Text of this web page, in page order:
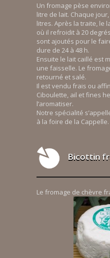
Un fromage pèse
litre de lait. Chaque
litres. Après la traite, le
où il refroidit à 20
sont ajoutés pour le
dure de 24 à 48 h.
Ensuite le lait caillé est
une faisselle. Le
retourné et salé.
Il est vendu frais ou
Ciboulette, ail et fines
l’aromatiser.
Notre spécialité
à la foire de la Cappelle.
Bicottin
Le fromage de chèvre